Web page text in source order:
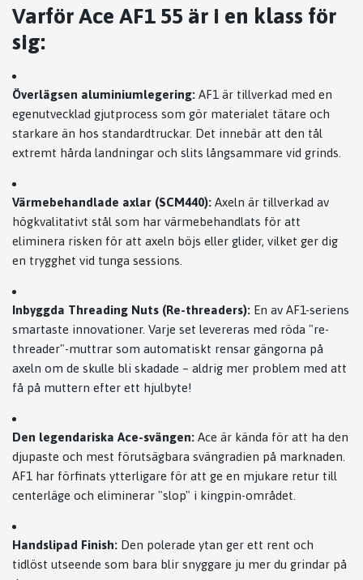
Varför Ace AF1 55 är i en klass för
sig:
Överlägsen aluminiumlegering: AF1 är tillverkad med en
egenutvecklad gjutprocess som gör materialet tätare och
starkare än hos standardtruckar. Det innebär att den tål
extremt hårda landningar och slits långsammare vid grinds.
Värmebehandlade axlar (SCM440): Axeln är tillverkad av
högkvalitativt stål som har värmebehandlats för att
eliminera risken för att axeln böjs eller glider, vilket ger dig
en trygghet vid tunga sessions.
Inbyggda Threading Nuts (Re-threaders): En av AF1-seriens
smartaste innovationer. Varje set levereras med röda "re-
threader"-muttrar som automatiskt rensar gängorna på
axeln om de skulle bli skadade – aldrig mer problem med att
få på muttern efter ett hjulbyte!
Den legendariska Ace-svängen: Ace är kända för att ha den
djupaste och mest förutsägbara svängradien på marknaden.
AF1 har förfinats ytterligare för att ge en mjukare retur till
centerläge och eliminerar "slop" i kingpin-området.
Handslipad Finish: Den polerade ytan ger ett rent och
tidlöst utseende som bara blir snyggare ju mer du grindar på